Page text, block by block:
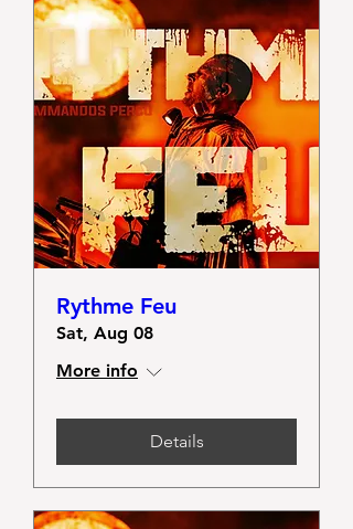
Rythme Feu
Sat, Aug 08
More info
Details